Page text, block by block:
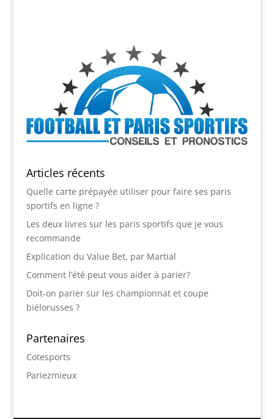
Articles récents
Quelle carte prépayée utiliser pour faire ses paris
sportifs en ligne ?
Les deux livres sur les paris sportifs que je vous
recommande
Explication du Value Bet, par Martial
Comment l’été peut vous aider à parier?
Doit-on parier sur les championnat et coupe
biélorusses ?
Partenaires
Cotesports
Pariezmieux